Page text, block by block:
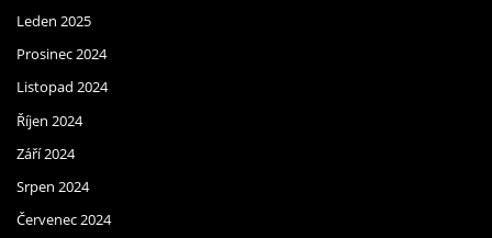
Leden 2025
Prosinec 2024
Listopad 2024
Říjen 2024
Září 2024
Srpen 2024
Červenec 2024